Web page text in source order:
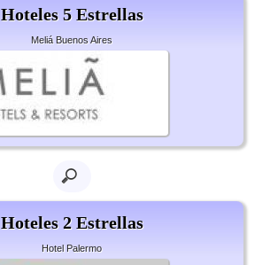
Hoteles 5 Estrellas
Meliá Buenos Aires
Hoteles 2 Estrellas
Hotel Palermo